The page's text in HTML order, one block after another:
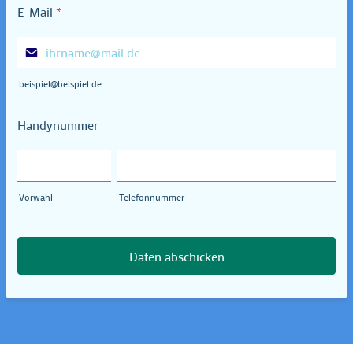
E-Mail *
beispiel@beispiel.de
Handynummer
Vorwahl Telefonnummer
Daten abschicken